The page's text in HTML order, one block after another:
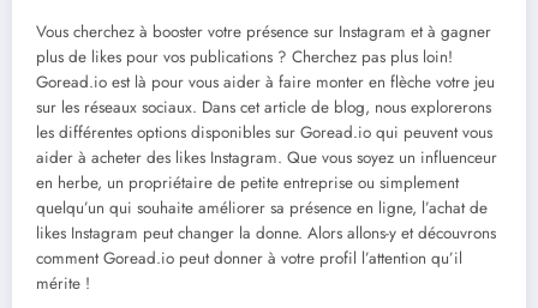
Vous cherchez à booster votre présence sur Instagram et à gagner
plus de likes pour vos publications ? Cherchez pas plus loin!
Goread.io est là pour vous aider à faire monter en flèche votre jeu
sur les réseaux sociaux. Dans cet article de blog, nous explorerons
les différentes options disponibles sur Goread.io qui peuvent vous
aider à acheter des likes Instagram. Que vous soyez un influenceur
en herbe, un propriétaire de petite entreprise ou simplement
quelqu’un qui souhaite améliorer sa présence en ligne, l’achat de
likes Instagram peut changer la donne. Alors allons-y et découvrons
comment Goread.io peut donner à votre profil l’attention qu’il
mérite !